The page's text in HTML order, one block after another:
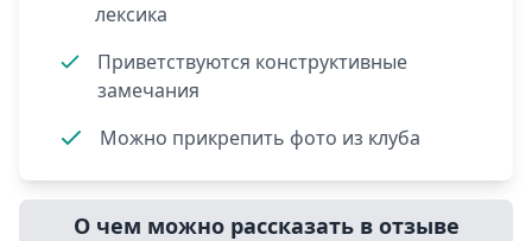
лексика
Приветствуются конструктивные
замечания
Можно прикрепить фото из клуба
О чем можно рассказать в отзыве